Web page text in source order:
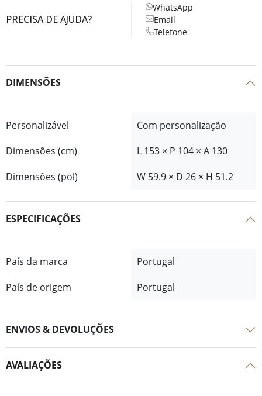
PRECISA DE AJUDA?
WhatsApp
Email
Telefone
DIMENSÕES
Personalizável
Com personalização
Dimensões (cm)
L 153 × P 104 × A 130
Dimensões (pol)
W 59.9 × D 26 × H 51.2
ESPECIFICAÇÕES
País da marca
Portugal
País de origem
Portugal
ENVIOS & DEVOLUÇÕES
AVALIAÇÕES